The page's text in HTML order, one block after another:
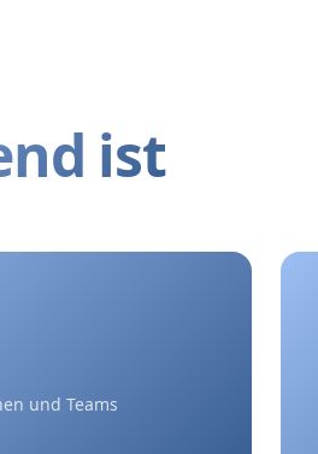
ist
und Teams